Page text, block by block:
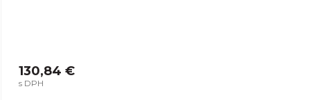
130,84 €
s DPH